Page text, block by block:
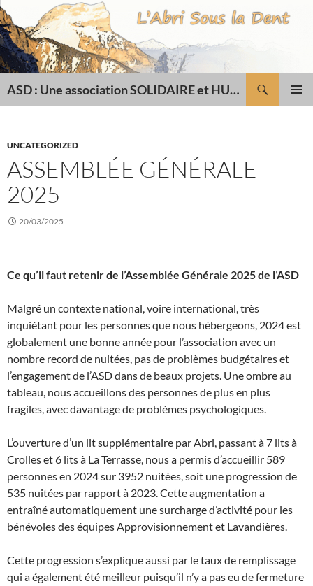
ASD : Une association SOLIDAIRE et HUMANITAIRE
UNCATEGORIZED
ASSEMBLÉE GÉNÉRALE
2025
20/03/2025
Ce qu’ilfaut retenir de l’Assemblée Générale 2025 de l’ASD
Malgré un contexte national, voire international, très
inquiétant pour les personnes que nous hébergeons, 2024 est
globalement une bonne année pour l’association avec un
nombre record de nuitées, pas de problèmes budgétaires et
l’engagement de l’ASD dans de beaux projets. Une ombre au
tableau, nous accueillons des personnes de plus en plus
fragiles, avec davantage de problèmes psychologiques.
L’ouverture d’un lit supplémentaire par Abri, passant à 7 lits à
Crolles et 6 lits à La Terrasse, nous a permis d’accueillir 589
personnes en 2024 sur 3952 nuitées, soit une progression de
535 nuitées par rapport à 2023. Cette augmentation a
entraîné automatiquement une surcharge d’activité pour les
bénévoles des équipes Approvisionnement et Lavandières.
Cette progression s’explique aussi par le taux de remplissage
qui a également été meilleur puisqu’il n’y a pas eu de fermeture